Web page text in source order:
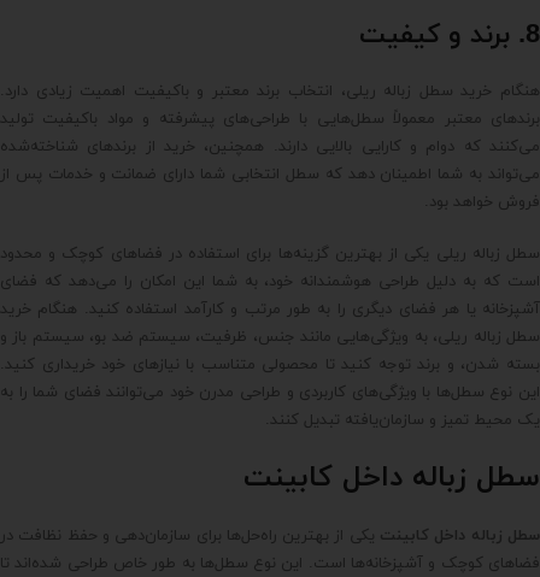
8. برند و کیفیت
هنگام خرید سطل زباله ریلی، انتخاب برند معتبر و باکیفیت اهمیت زیادی دارد.
برندهای معتبر معمولاً سطل‌هایی با طراحی‌های پیشرفته و مواد باکیفیت تولید
می‌کنند که دوام و کارایی بالایی دارند. همچنین، خرید از برندهای شناخته‌شده
می‌تواند به شما اطمینان دهد که سطل انتخابی شما دارای ضمانت و خدمات پس از
فروش خواهد بود.
سطل زباله ریلی یکی از بهترین گزینه‌ها برای استفاده در فضاهای کوچک و محدود
است که به دلیل طراحی هوشمندانه خود، به شما این امکان را می‌دهد که فضای
آشپزخانه یا هر فضای دیگری را به طور مرتب و کارآمد استفاده کنید. هنگام خرید
سطل زباله ریلی، به ویژگی‌هایی مانند جنس، ظرفیت، سیستم ضد بو، سیستم باز و
بسته شدن، و برند توجه کنید تا محصولی متناسب با نیازهای خود خریداری کنید.
این نوع سطل‌ها با ویژگی‌های کاربردی و طراحی مدرن خود می‌توانند فضای شما را به
یک محیط تمیز و سازمان‌یافته تبدیل کنند.
سطل زباله داخل کابینت
سطل زباله داخل کابینت یکی از بهترین راه‌حل‌ها برای سازمان‌دهی و حفظ نظافت در
فضاهای کوچک و آشپزخانه‌ها است. این نوع سطل‌ها به طور خاص طراحی شده‌اند تا